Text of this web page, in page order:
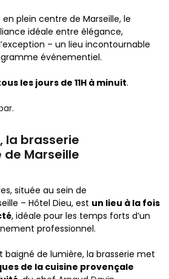
plein centre de Marseille, le
idéale entre élégance,
– un lieu incontournable
événementiel.
les jours de 11H à minuit.
.
la brasserie
Marseille
située au sein de
– Hôtel Dieu, est un lieu à la fois
, idéale pour les temps forts d’un
professionnel.
baigné de lumière, la brasserie met
de la cuisine provençale